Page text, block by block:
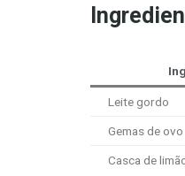
Gemas de ovo
Casca de limão
Pau de canela